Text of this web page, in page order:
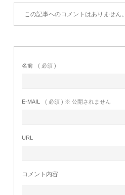
この記事へのコメントはありません。
名前 ( 必須 )
E-MAIL ( 必須 ) ※ 公開されません
URL
コメント内容